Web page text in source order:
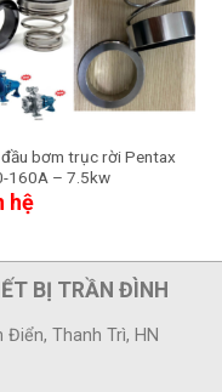
bơm trục rời Pentax
160A – 7.5kw
hệ
BỊ TRẦN ĐÌNH
Điển, Thanh Trì, HN